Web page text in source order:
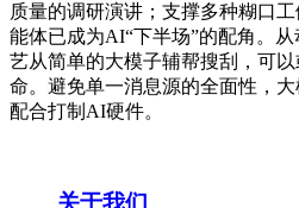
质量的调研演讲；支撑多种糊口
能体已成为AI“下半场”的配角。
艺从简单的大模子辅帮搜刮，可
命。避免单一消息源的全面性，
配合打制AI硬件。
关于我们